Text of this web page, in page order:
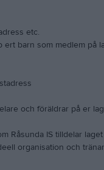
etc.
barn som medlem på
och föräldrar på er
Råsunda IS tilldelar
organisation och